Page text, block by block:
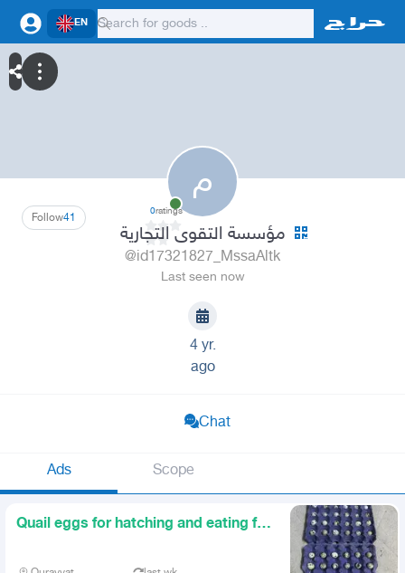
EN
م
41
Follow 0ratings
مؤسسة التقوى التجارية
@id17321827_MssaAltk
Last seen now
4 yr.
ago
Chat
Ads Scope
Quail eggs for hatching and eating for